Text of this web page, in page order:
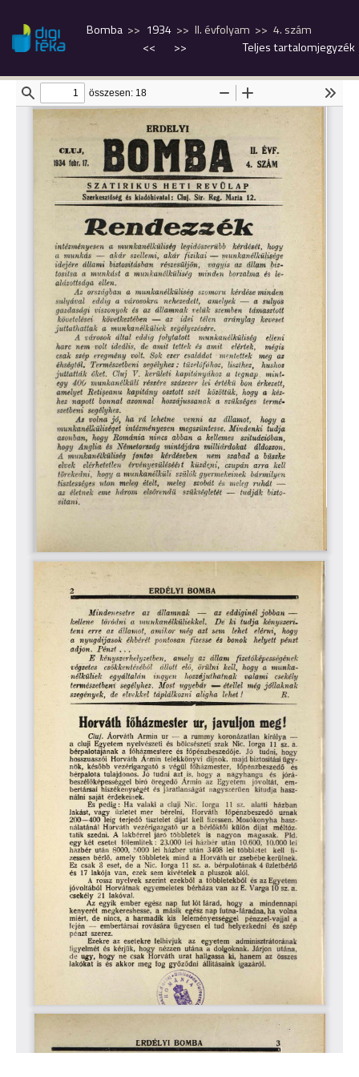
Bomba 1934 II. évfolyam
4. szám
<<
>> Teljes tartalomjegyzék